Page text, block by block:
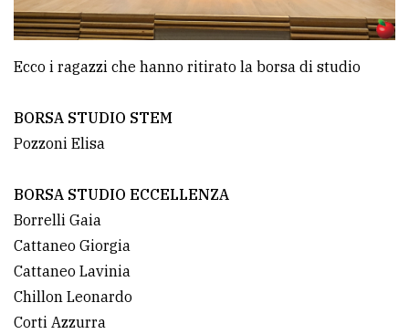
Ecco i ragazzi che hanno ritirato la borsa di studio
BORSA STUDIO STEM
Pozzoni Elisa
BORSA STUDIO ECCELLENZA
Borrelli Gaia
Cattaneo Giorgia
Cattaneo Lavinia
Chillon Leonardo
Corti Azzurra